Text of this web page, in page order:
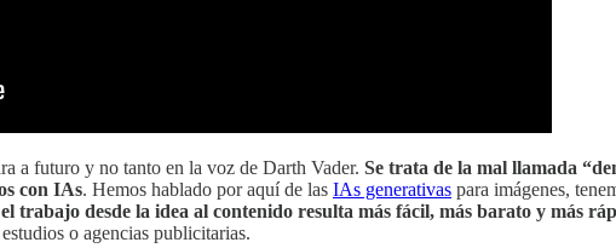
a futuro y no tanto en la voz de Darth Vader. Se trata de la mal llamada
con IAs. Hemos hablado por aquí de las IAs generativas para imágenes,
trabajo desde la idea al contenido resulta más fácil, más barato y más
o agencias publicitarias.